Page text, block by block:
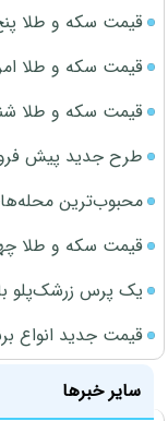
قیمت سکه و طلا پنج‌شنبه 15
قیمت سکه و طلا امروز
قیمت سکه و طلا شنبه 17 مرداد
طرح جدید پیش فروش
محبوب‌ترین
قیمت سکه و طلا چهارشنبه 14
یک پرس زرشک‌پلو
قیمت جدید انواع برنج
سایر خبرها